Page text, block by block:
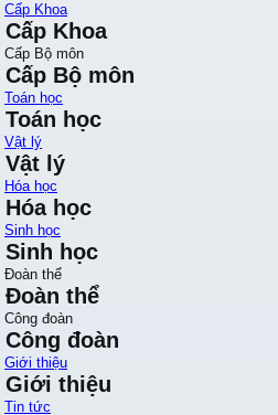
Cấp Khoa
Cấp Khoa
Cấp Bộ môn
Cấp Bộ môn
Toán học
Toán học
Vật lý
Vật lý
Hóa học
Hóa học
Sinh học
Sinh học
Đoàn thể
Đoàn thể
Công đoàn
Công đoàn
Giới thiệu
Giới thiệu
Tin tức